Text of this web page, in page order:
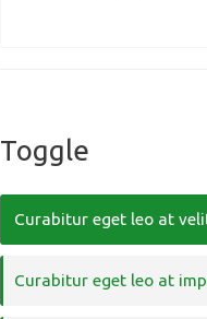
Toggle
Curabitur eget leo at
Curabitur eget leo at